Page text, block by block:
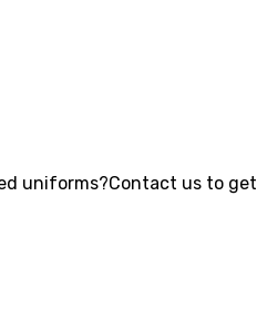
uniforms?Contact us to